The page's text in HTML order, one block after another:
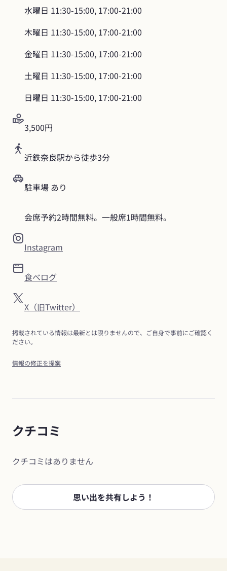
水曜日 11:30-15:00, 17:00-21:00
木曜日 11:30-15:00, 17:00-21:00
金曜日 11:30-15:00, 17:00-21:00
土曜日 11:30-15:00, 17:00-21:00
日曜日 11:30-15:00, 17:00-21:00
3,500円
近鉄奈良駅から徒歩3分
駐車場 あり
会席予約2時間無料。一般席1時間無料。
Instagram
食べログ
X（旧Twitter）
掲載されている情報は最新とは限りませんので、ご自身で事前にご確認く
ださい。
情報の修正を提案
クチコミ
クチコミはありません
思い出を共有しよう！